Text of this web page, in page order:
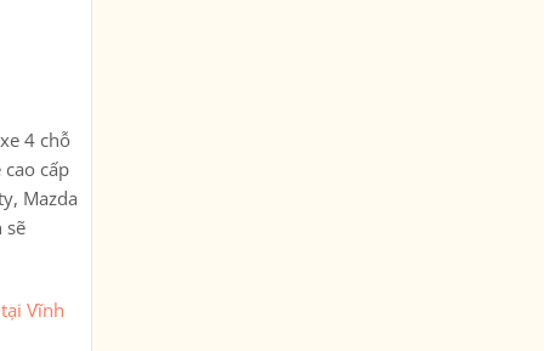
4 chỗ
cấp
Mazda
sẽ
Vĩnh